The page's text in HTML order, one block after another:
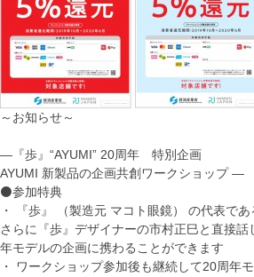
～お知らせ～
―『歩』“AYUMI” 20周年 特別企画
AYUMI 新製品の企画共創ワークショップ ―
⚫参加特典
・ 『歩』 （製造元 マコト眼鏡） の代表であ
さらに『歩』デザイナーの市村正巳と直接話
年モデルの企画に携わることができます
・ ワークショップ参加後も継続して20周年